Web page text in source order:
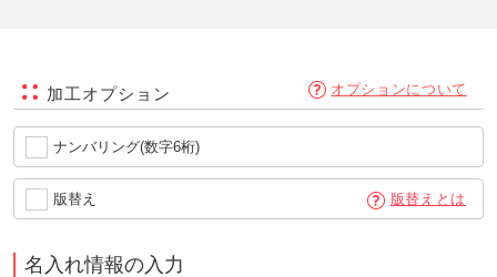
加工オプション オプションについて
ナンバリング(数字6桁)
版替え 版替えとは
名入れ情報の入力